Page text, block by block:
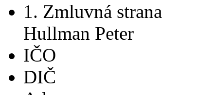
1. Zmluvná strana
Hullman Peter
IČO
DIČ